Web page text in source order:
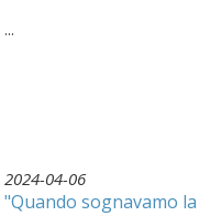
...
2024-04-06
"Quando sognavamo